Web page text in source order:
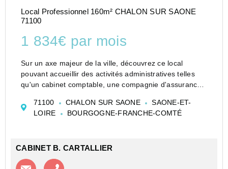
Local Professionnel 160m² CHALON SUR SAONE
71100
1 834€ par mois
Sur un axe majeur de la ville, découvrez ce local
pouvant accueillir des activités administratives telles
qu'un cabinet comptable, une compagnie d'assurance
service ou toute autre activité libérale.<...
71100 CHALON SUR SAONE
SAONE-ET-
LOIRE
BOURGOGNE-FRANCHE-COMTÉ
CABINET B. CARTALLIER
Contacter l'agence